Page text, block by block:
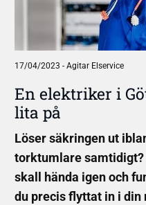
17/04/2023 -Agitar Elservice
En elektriker i
lita på
Löser säkringen ut
torktumlare samtidigt?
skall hända igen och
du precis flyttat in i din